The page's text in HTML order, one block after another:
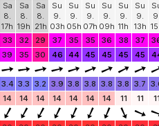
Sa
8.
17h
Sa
8.
19h
Sa
8.
21h
Su
9.
03h
Su
9.
05h
Su
9.
07h
Su
9.
09h
Su
9.
11h
Su
9.
13h
33 32 29 37 35 35 36 38 37
39 35 30 46 44 45 45 45 45
3.4 3.3 3.2 3.9 3.8 3.8 3.8 3.8 3.7
14 14 14 14 14 14 14 11 11